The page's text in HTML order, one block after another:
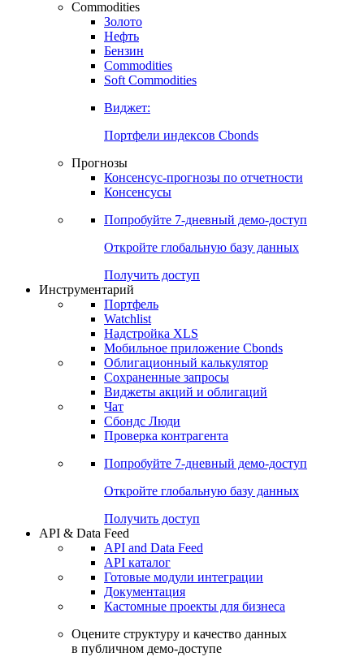
Commodities
Золото
Нефть
Бензин
Commodities
Soft Commodities
Виджет:
Портфели индексов Cbonds
Прогнозы
Консенсус-прогнозы по отчетности
Консенсусы
Попробуйте 7-дневный демо-доступ
Откройте глобальную базу данных
Получить доступ
Инструментарий
Портфель
Watchlist
Надстройка XLS
Мобильное приложение Cbonds
Облигационный калькулятор
Сохраненные запросы
Виджеты акций и облигаций
Чат
Сбондс Люди
Проверка контрагента
Попробуйте 7-дневный демо-доступ
Откройте глобальную базу данных
Получить доступ
API & Data Feed
API and Data Feed
API каталог
Готовые модули интеграции
Документация
Кастомные проекты для бизнеса
Оцените структуру и качество данных
в публичном демо-доступе